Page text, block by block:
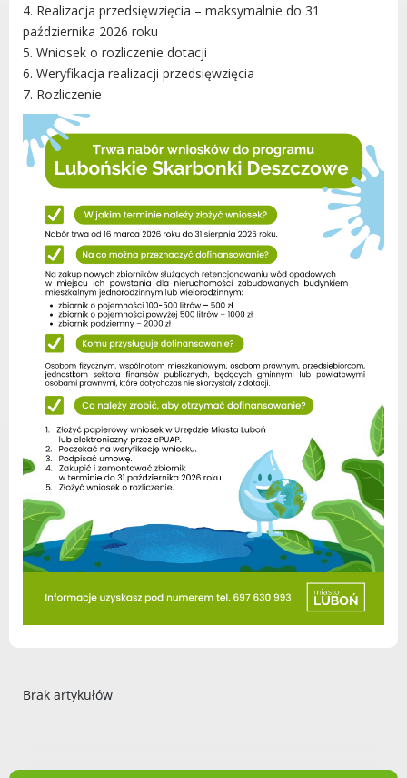
4. Realizacja przedsięwzięcia – maksymalnie do 31
października 2026 roku
5. Wniosek o rozliczenie dotacji
6. Weryfikacja realizacji przedsięwzięcia
7. Rozliczenie
Brak artykułów